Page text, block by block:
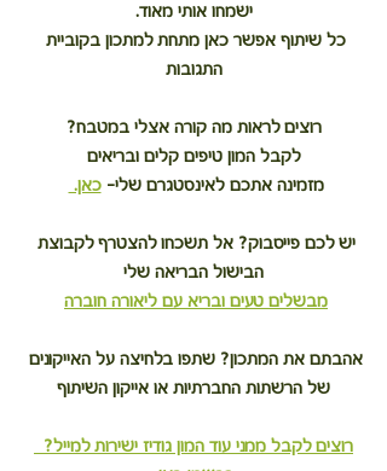
ישמחו אותי מאוד.
כל שיתוף אפשר כאן מתחת למתכון בקוביית
התגובות
רוצים לראות מה קורה אצלי במטבח?
לקבל המון טיפים קלים ובריאים
מזמינה אתכם לאינסטגרם שלי– כאן.
יש לכם פייסבוק? אל תשכחו להצטרף לקבוצת
הבישול הבריאה שלי
מבשלים טעים ובריא עם ליאורה חוברה
אהבתם את המתכון? שתפו בלחיצה על האייקונים
של הרשתות החברתיות או אייקון השיתוף
רוצים לקבל ממני עוד המון גודיז ישירות למייל?